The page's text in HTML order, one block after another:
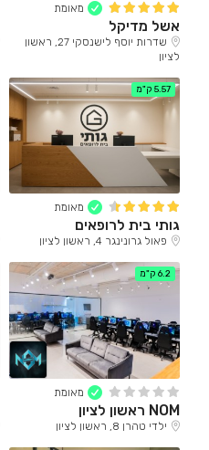
מאומת
אשל מדיקל
שדרות יוסף לישנסקי 27, ראשון
לציון
מאומת
5.57 ק"מ
גותי בית לרופאים
פאול גרונינגר 4, ראשון לציון
מאומת
6.2 ק"מ
NOM ראשון לציון
ילדי טהרן 8, ראשון לציון